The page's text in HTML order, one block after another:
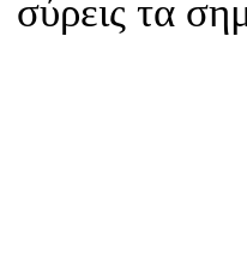
σύρεις τα